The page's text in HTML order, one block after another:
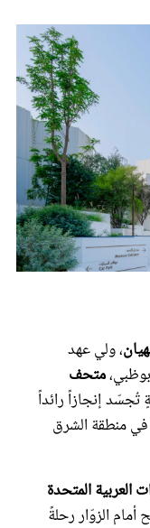
، ولي عهد
متحف
إنجازاً رائداً
في منطقة الشرق
العربية المتحدة
الزوّار رحلةً